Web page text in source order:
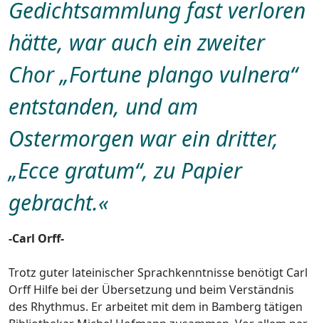
Gedichtsammlung fast verloren
hätte, war auch ein zweiter
Chor „Fortune plango vulnera“
entstanden, und am
Ostermorgen war ein dritter,
„Ecce gratum“, zu Papier
gebracht.«
-Carl Orff-
Trotz guter lateinischer Sprachkenntnisse benötigt Carl
Orff Hilfe bei der Übersetzung und beim Verständnis
des Rhythmus. Er arbeitet mit dem in Bamberg tätigen